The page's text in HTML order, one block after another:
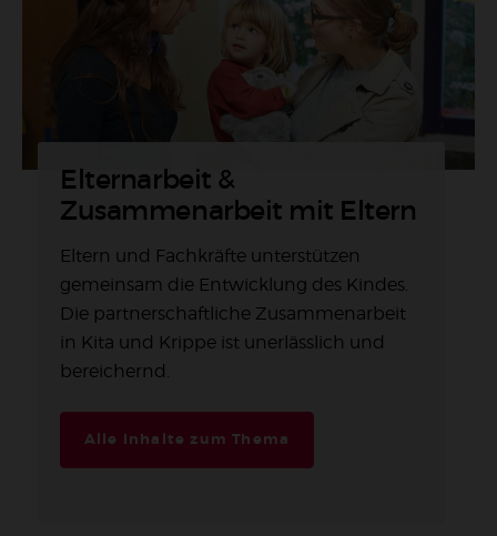
Elternarbeit &
Zusammenarbeit mit Eltern
Eltern und Fachkräfte unterstützen
gemeinsam die Entwicklung des Kindes.
Die partnerschaftliche Zusammenarbeit
in Kita und Krippe ist unerlässlich und
bereichernd.
Alle Inhalte zum Thema